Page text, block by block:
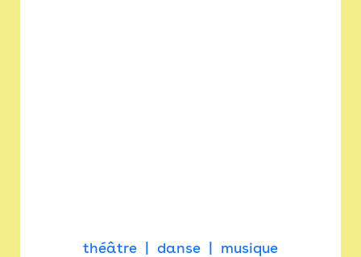
théâtre danse musique